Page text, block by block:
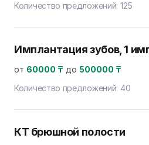
Количество предложений: 125
Имплантация зубов, 1
от 60000 ₸ до 500000 ₸
Количество предложений: 40
КТ брюшной полости